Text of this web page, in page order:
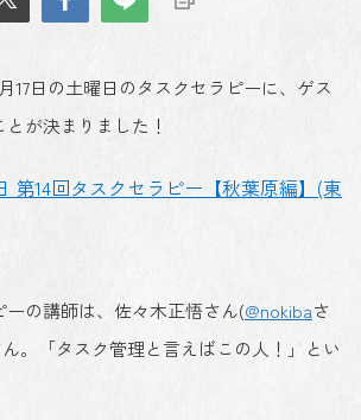
17日の土曜日のタスクセラピーに、ゲス
が決まりました！
第14回タスクセラピー【秋葉原編】(東
の講師は、佐々木正悟さん(@nokibaさ
ん。「タスク管理と言えばこの人！」とい